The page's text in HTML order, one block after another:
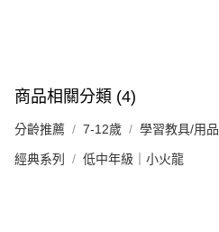
商品相關分類 (4)
分齡推薦 7-12歲 學習教具/用品
經典系列 低中年級｜小火龍